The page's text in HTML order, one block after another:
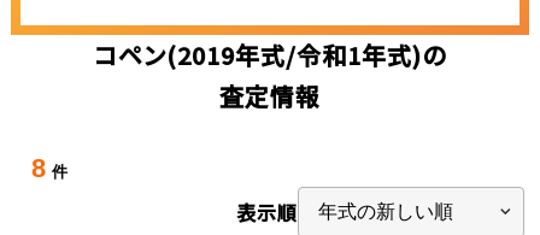
コペン(2019年式/令和1年式)の
査定情報
8 件
表示順